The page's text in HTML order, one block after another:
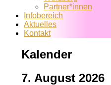
Partner*innen
Infobereich
Aktuelles
Kontakt
Kalender
7. August 2026